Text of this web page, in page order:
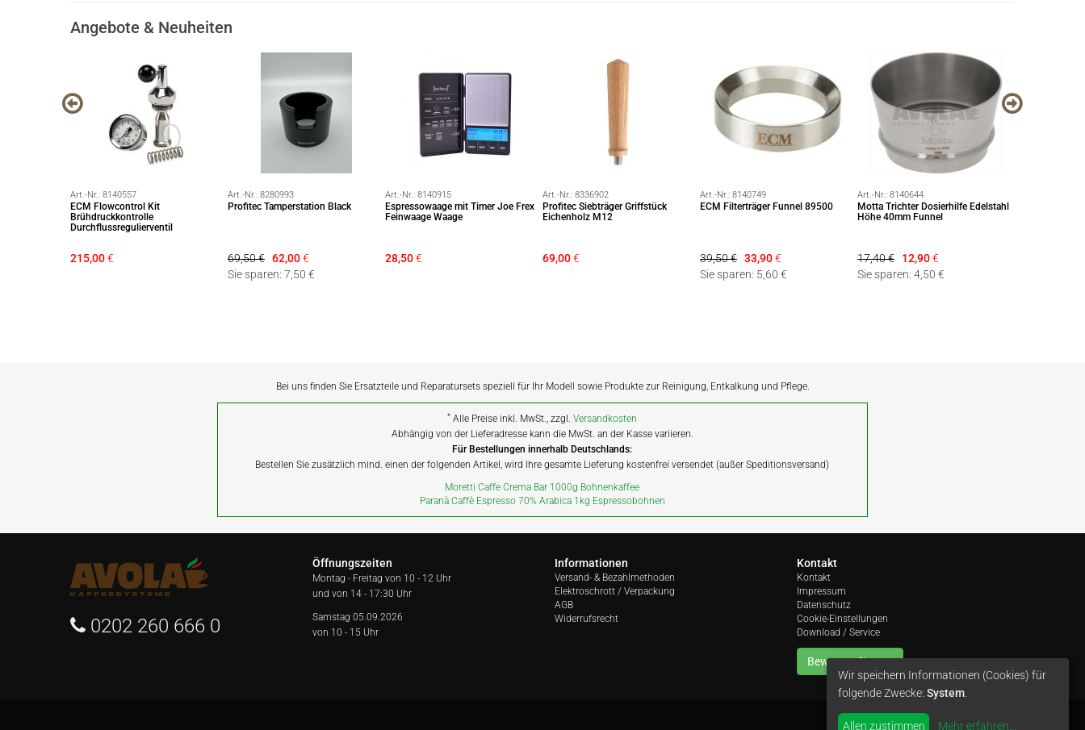
Angebote & Neuheiten
Art.-Nr.: 8140557
ECM Flowcontrol Kit
Brühdruckkontrolle
Durchflussregulierventil
215,00€
Art.-Nr.: 8280993
Profitec Tamperstation Black
69,50 € 62,00€
Sie sparen: 7,50 €
Art.-Nr.: 8140915
Espressowaage mit Timer Joe Frex
Feinwaage Waage
28,50€
Art.-Nr.: 8336902
Profitec Siebträger Griffstück
Eichenholz M12
69,00€
Art.-Nr.: 8140749
ECM Filterträger Funnel 89500
39,50 € 33,90€
Sie sparen: 5,60 €
Art.-Nr.: 8140644
Motta Trichter Dosierhilfe Edelstahl
Höhe 40mm Funnel
17,40 € 12,90€
Sie sparen: 4,50 €
Bei uns finden Sie Ersatzteile und Reparatursets speziell für Ihr Modell sowie Produkte zur Reinigung, Entkalkung und Pflege.
* Alle Preise inkl. MwSt., zzgl.Versandkosten
Abhängig von der Lieferadresse kann die MwSt. an der Kasse variieren.
Für Bestellungen innerhalb Deutschlands:
Bestellen Sie zusätzlich mind. einen der folgenden Artikel, wird Ihre gesamte Lieferung kostenfrei versendet (außer Speditionsversand)
Moretti Caffe Crema Bar 1000g Bohnenkaffee
Paranà Caffè Espresso 70% Arabica 1kg Espressobohnen
0202 260 666 0
Öffnungszeiten
Montag - Freitag von 10 - 12 Uhr
und von 14 - 17:30 Uhr
Samstag 05.09.2026
von 10 - 15 Uhr
Informationen
Versand- & Bezahlmethoden
Elektroschrott / Verpackung
AGB
Widerrufsrecht
Kontakt
Kontakt
Impressum
Datenschutz
Cookie-Einstellungen
Download / Service
Bewerten Sie uns
Wir speichern Informationen (Cookies) für
folgende Zwecke: System
Allen zustimmen Mehr erfahren...